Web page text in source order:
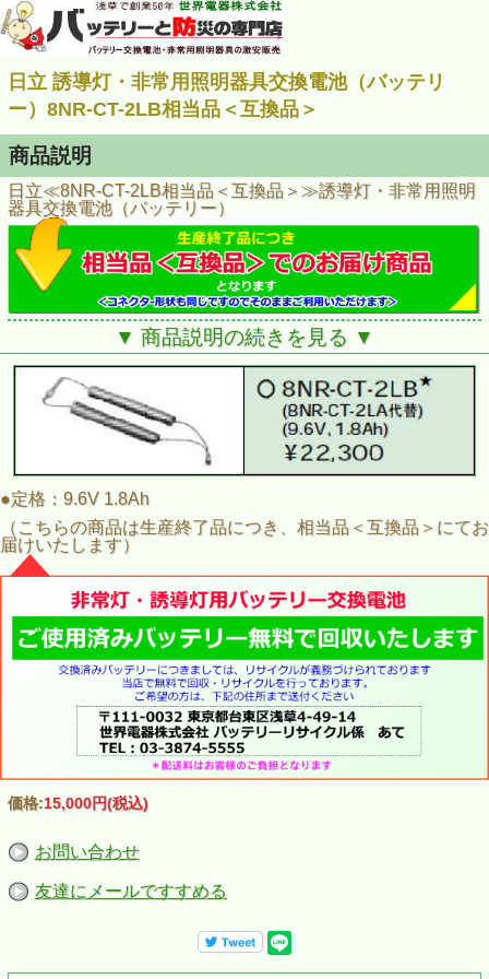
日立 誘導灯・非常用照明器具交換電池（バッテリ
ー）8NR-CT-2LB相当品＜互換品＞
商品説明
日立≪8NR-CT-2LB相当品＜互換品＞≫誘導灯・非常用照明
器具交換電池（バッテリー）
▼ 商品説明の続きを見る ▼
●定格：9.6V 1.8Ah
（こちらの商品は生産終了品につき、相当品＜互換品＞にてお
届けいたします）
価格:15,000円(税込)
お問い合わせ
友達にメールですすめる